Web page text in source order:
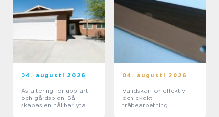
04. augusti 2026
Asfaltering för uppfart
och gårdsplan: Så
skapas en hållbar yta
04. augusti 2026
Vändskär för effektiv
och exakt
träbearbetning